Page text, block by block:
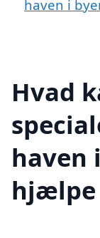
haven i
Hvad
haven
hjælpe